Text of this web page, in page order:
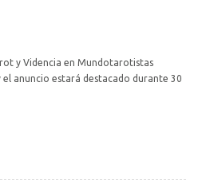
y Videncia en Mundotarotistas
anuncio estará destacado durante 30